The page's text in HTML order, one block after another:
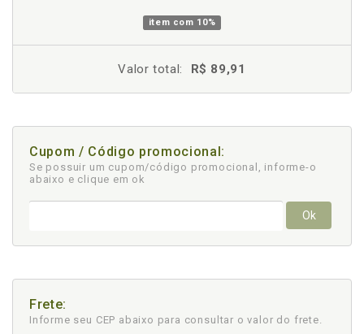
item com 10%
Valor total: R$ 89,91
Cupom / Código promocional:
Se possuir um cupom/código promocional, informe-o
abaixo e clique em ok
Ok
Frete:
Informe seu CEP abaixo para consultar o valor do frete.